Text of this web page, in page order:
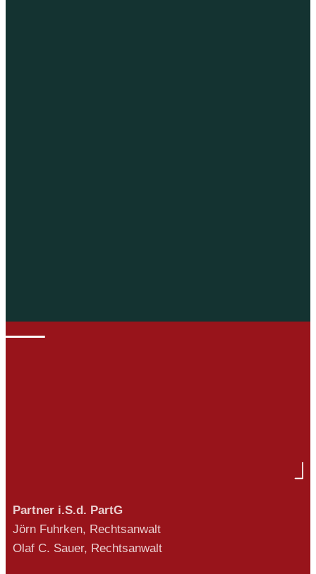
Partner i.S.d. PartG
Jörn Fuhrken, Rechtsanwalt
Olaf C. Sauer, Rechtsanwalt